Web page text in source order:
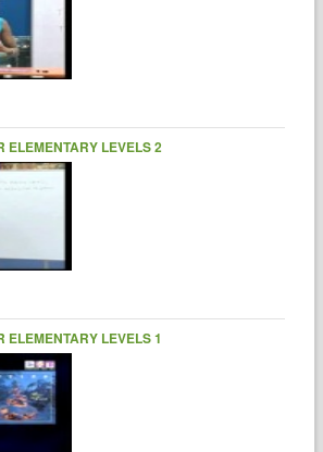
ELEMENTARY LEVELS 2
ELEMENTARY LEVELS 1